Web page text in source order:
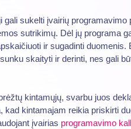
gali sukelti įvairių programavimo
sutrikimų. Dėl jų programa
ir sugadinti duomenis.
sunku skaityti ir derinti, nes gali
kintamųjų, svarbu juos
kad kintamajam reikia priskirti
įvairias programavimo